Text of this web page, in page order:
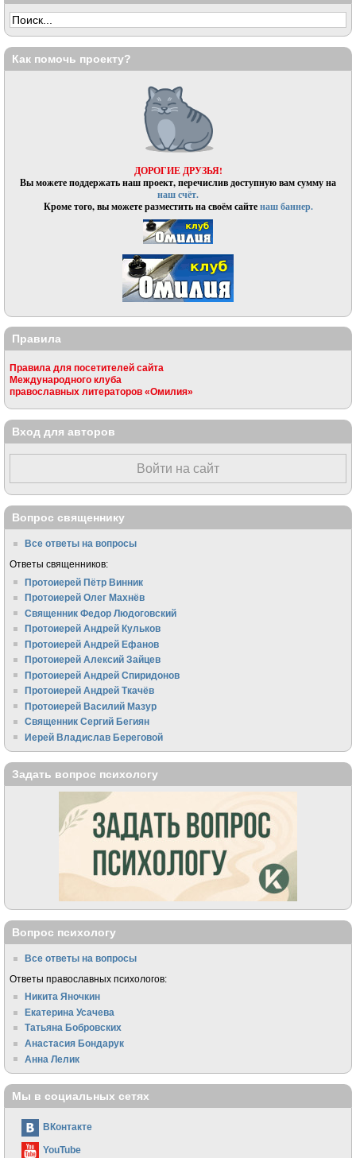
Как помочь проекту?
ДОРОГИЕ ДРУЗЬЯ!
Вы можете поддержать наш проект, перечислив доступную вам сумму на
наш счёт.
Кроме того, вы можете разместить на своём сайтенаш баннер.
Правила
Правила для посетителей сайта
Международного клуба
православных литераторов «Омилия»
Вход для авторов
Войти на сайт
Вопрос священнику
Все ответы на вопросы
Ответы священников:
Протоиерей Пётр Винник
Протоиерей Олег Махнёв
Священник Федор Людоговский
Протоиерей Андрей Кульков
Протоиерей Андрей Ефанов
Протоиерей Алексий Зайцев
Протоиерей Андрей Спиридонов
Протоиерей Андрей Ткачёв
Протоиерей Василий Мазур
Священник Сергий Бегиян
Иерей Владислав Береговой
Задать вопрос психологу
Вопрос психологу
Все ответы на вопросы
Ответы православных психологов:
Никита Яночкин
Екатерина Усачева
Татьяна Бобровских
Анастасия Бондарук
Анна Лелик
Мы в социальных сетях
ВКонтакте
YouTube